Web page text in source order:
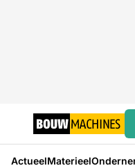
ActueelMaterieel